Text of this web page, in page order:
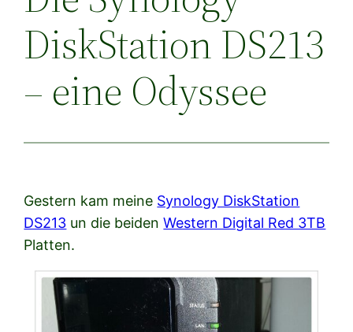
DiskStation DS213
– eine Odyssee
Gestern kam meine Synology DiskStation
DS213 un die beidenWestern Digital Red 3TB
Platten.